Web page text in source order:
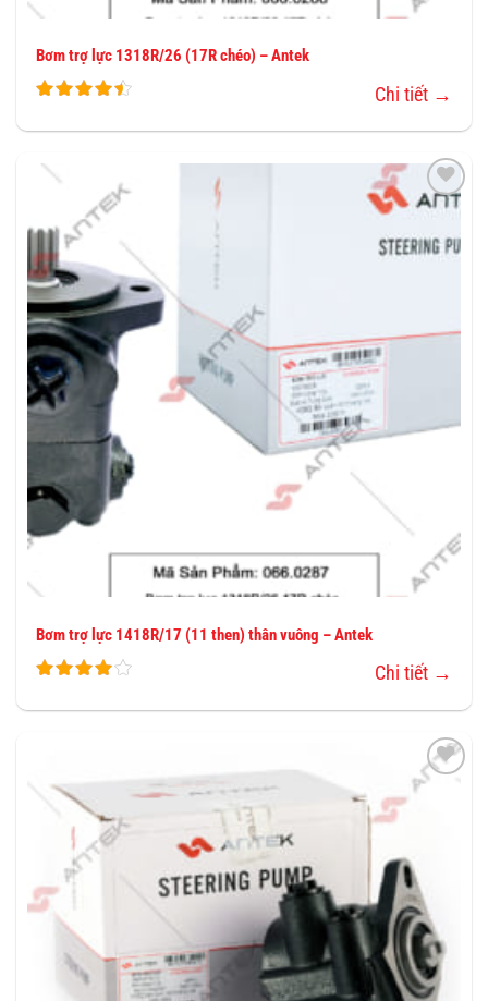
Bơm trợ lực 1318R/26 (17R chéo) – Antek
Chi tiết →
VÀO
YÊU
Bơm trợ lực 1418R/17 (11 then) thân vuông – Antek
Chi tiết →
THÊM
THÍCH